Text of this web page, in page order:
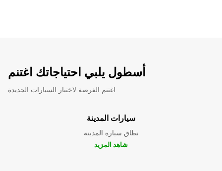
أسطول يلبي احتياجاتك اغتنم
اغتنم الفرصة لاختبار السيارات الجديدة
سيارات المدينة
نطاق سيارة المدينة
شاهد المزيد